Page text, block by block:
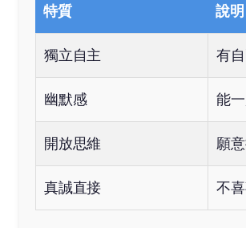
特質 說明
獨立自主 有
幽默感 能
開放思維 願
真誠直接 不